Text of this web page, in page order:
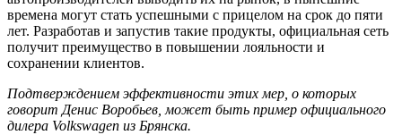
време­на могут стать успешными с прицелом на срок до пяти
лет. Разработав и запустив такие продукты, официальная сеть
полу­чит преимущество в повышении лояльно­сти и
сохранении клиентов.
Подтверждением эффективности этих мер, о которых
говорит Денис Воробьев, может быть пример официального
дилера Volkswagen из Брянска.